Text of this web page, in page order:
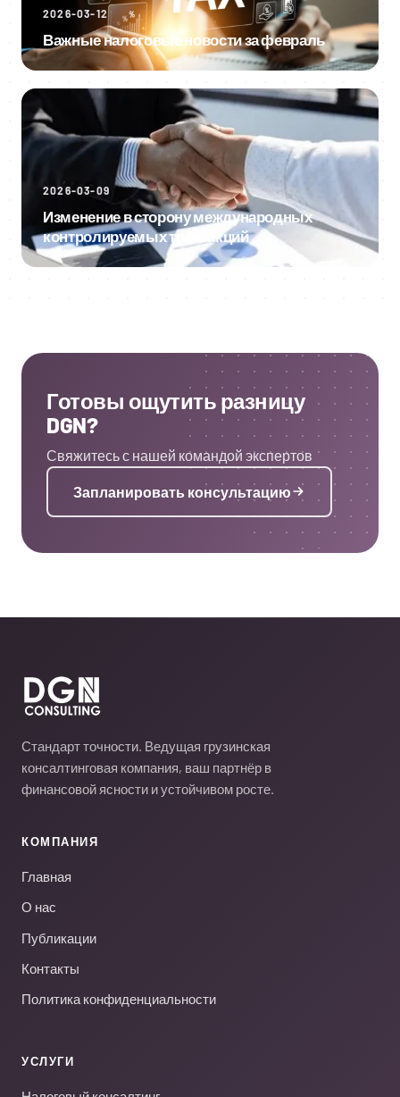
2026-03-12
Важные налоговые новости за февраль
2026-03-09
Изменение в сторону международных
контролируемых транзакций
Готовы ощутить разницу
DGN?
Свяжитесь с нашей командой экспертов
Запланировать консультацию
Стандарт точности. Ведущая грузинская
консалтинговая компания, ваш партнёр в
финансовой ясности и устойчивом росте.
КОМПАНИЯ
Главная
О нас
Публикации
Контакты
Политика конфиденциальности
УСЛУГИ